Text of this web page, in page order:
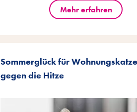
Mehr erfahren
Sommerglück für
gegen die Hitze